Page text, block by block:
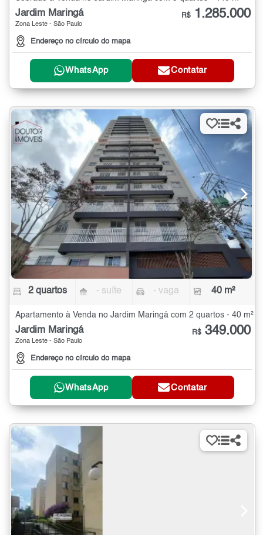
Jardim Maringá
Zona Leste - São Paulo
Endereço no círculo do mapa
R$ 1.285.000
WhatsApp Contatar
2 quartos - suíte - vaga 40 m²
Apartamento à Venda no Jardim Maringá com 2 quartos - 40 m²
Jardim Maringá
Zona Leste - São Paulo
Endereço no círculo do mapa
R$ 349.000
WhatsApp Contatar